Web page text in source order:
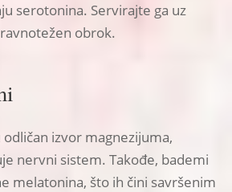
serotonina. Servirajte ga uz
obrok.
izvor magnezijuma,
nervni sistem. Takođe, bademi
melatonina, što ih čini savršenim